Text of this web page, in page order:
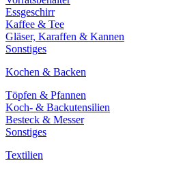
Essgeschirr
Kaffee & Tee
Gläser, Karaffen & Kannen
Sonstiges
Kochen & Backen
Töpfen & Pfannen
Koch- & Backutensilien
Besteck & Messer
Sonstiges
Textilien